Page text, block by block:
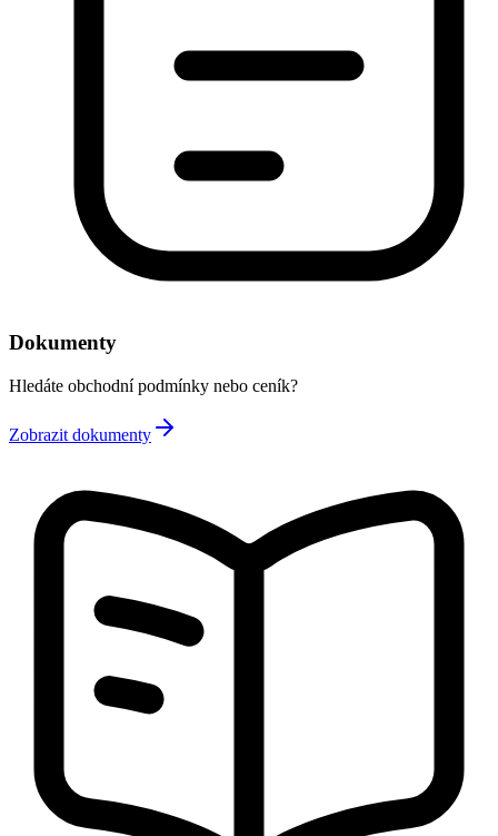
Dokumenty
Hledáte obchodní podmínky nebo ceník?
Zobrazit dokumenty